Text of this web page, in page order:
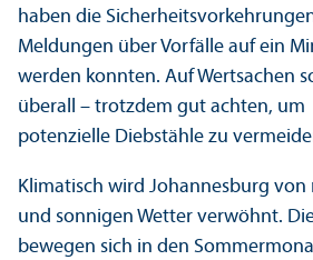
haben die
Meldungen über Vorfälle auf ein
werden konnten. Auf Wertsachen
überall – trotzdem gut achten, um
potenzielle Diebstähle zu
Klimatisch wird Johannesburg von
und sonnigen Wetter verwöhnt.
bewegen sich in den